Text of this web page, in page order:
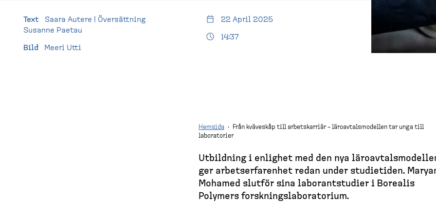
s
(
Text
Saara Autere | Översättning
Susanne Paetau
Bild Meeri Utti
22 April 2025
14:37
B
r
e
Hemsida ·
Från kväveskåp till arbetskarriär – läroavtalsmodellen tar unga till
laboratorier
Utbildning i enlighet med den nya
ger arbetser­fa­renhet redan under studietiden.
Mohamed slutför sina laborant­studier i Borealis
Polymers forsknings­la­bo­ra­torium.